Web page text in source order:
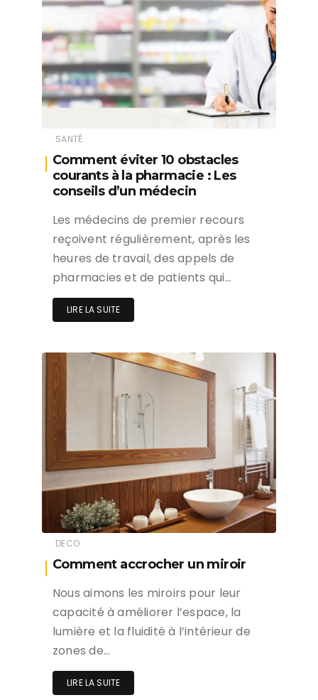
SANTÉ
Comment éviter 10 obstacles
courants à la pharmacie : Les
conseils d’un médecin
Les médecins de premier recours
reçoivent régulièrement, après les
heures de travail, des appels de
pharmacies et de patients qui…
LIRE LA SUITE
DECO
Comment accrocher un miroir
Nous aimons les miroirs pour leur
capacité à améliorer l’espace, la
lumière et la fluidité à l’intérieur de
zones de…
LIRE LA SUITE